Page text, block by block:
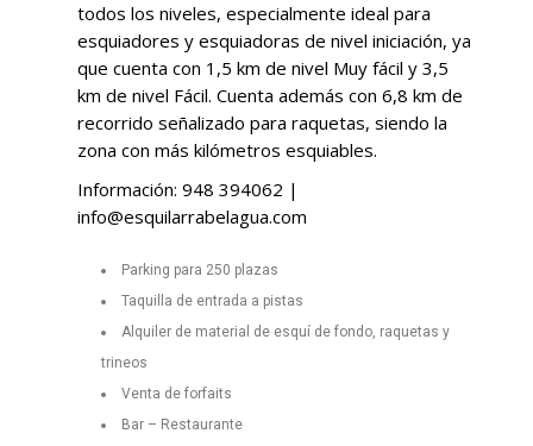
todos los niveles, especialmente ideal para
esquiadores y esquiadoras de nivel iniciación, ya
que cuenta con 1,5 km de nivel Muy fácil y 3,5
km de nivel Fácil. Cuenta además con 6,8 km de
recorrido señalizado para raquetas, siendo la
zona con más kilómetros esquiables.
Información: 948 394062 |
info@esquilarrabelagua.com
Parking para 250 plazas
Taquilla de entrada a pistas
Alquiler de material de esquí de fondo, raquetas y
trineos
Venta de forfaits
Bar – Restaurante